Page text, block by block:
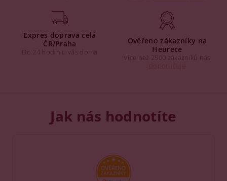
Expres doprava celá
ČR/Praha
Do 24 hodin u vás doma
Ověřeno zákazníky na
Heurece
Více než 2500 zákazníků nás
Jak nás hodnotíte